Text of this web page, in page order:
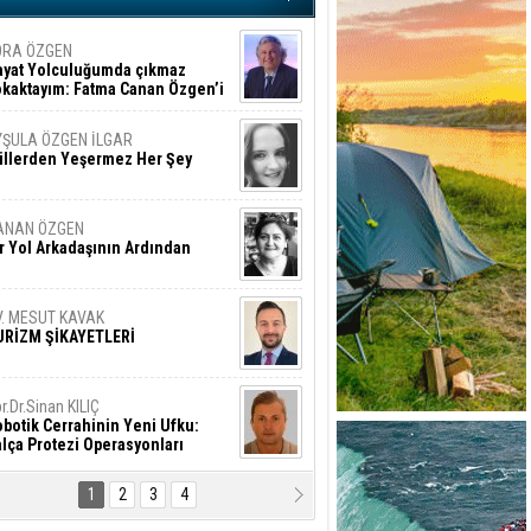
ÖZGEN
Yolculuğumda çıkmaz
Fatma Canan Özgen’i
ÖZGEN İLGAR
Yeşermez Her Şey
ÖZGEN
Yol Arkadaşının Ardından
MESUT KAVAK
ŞİKAYETLERİ
KILIÇ
Cerrahinin Yeni Ufku:
Protezi Operasyonları
BAŞAN
Şaşırmayacağız
1 2 3 4